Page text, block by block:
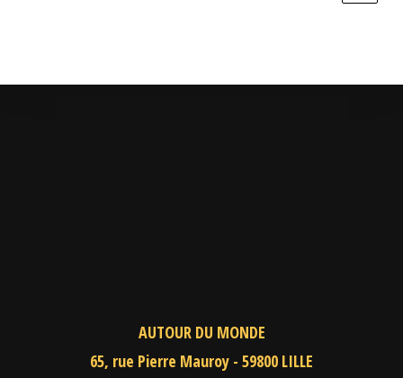
AUTOUR DU MONDE
65, rue Pierre Mauroy - 59800 LILLE